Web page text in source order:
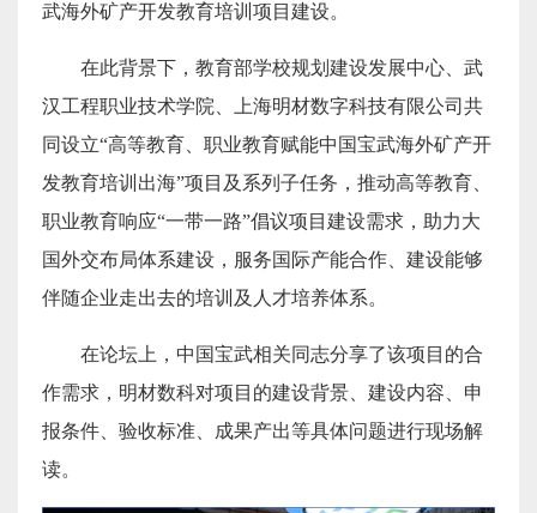
武海外矿产开发教育培训项目建设。
在此背景下，教育部学校规划建设发展中心、武
汉工程职业技术学院、上海明材数字科技有限公司共
同设立“高等教育、职业教育赋能中国宝武海外矿产开
发教育培训出海”项目及系列子任务，推动高等教育、
职业教育响应“一带一路”倡议项目建设需求，助力大
国外交布局体系建设，服务国际产能合作、建设能够
伴随企业走出去的培训及人才培养体系。
在论坛上，中国宝武相关同志分享了该项目的合
作需求，明材数科对项目的建设背景、建设内容、申
报条件、验收标准、成果产出等具体问题进行现场解
读。